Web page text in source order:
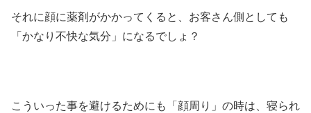
それに顔に薬剤がかかってくると、お客さん側としても
「かなり不快な気分」になるでしょ？
こういった事を避けるためにも「顔周り」の時は、寝られ